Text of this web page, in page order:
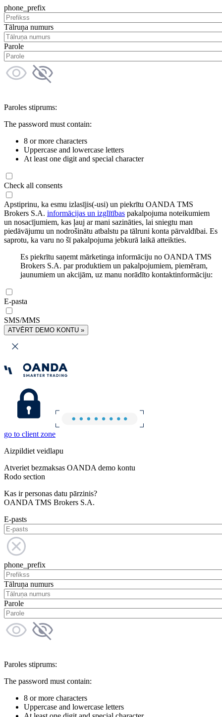
phone_prefix
Tālruņa numurs
Parole
Paroles stiprums:
The password must contain:
8 or more characters
Uppercase and lowercase letters
At least one digit and special character
Check all consents
Apstiprinu, ka esmu izlasījis(-usi) un piekrītu OANDA TMS
Brokers S.A. informācijas un izglītības pakalpojuma noteikumiem
un nosacījumiem, kas ļauj ar mani sazināties, lai sniegtu man
piedāvājumu un nodrošinātu atbalstu pa tālruni konta pārvaldībai. Es
saprotu, ka varu no šī pakalpojuma jebkurā laikā atteikties.
Es piekrītu saņemt mārketinga informāciju no OANDA TMS
Brokers S.A. par produktiem un pakalpojumiem, piemēram,
jaunumiem un akcijām, uz manu norādīto kontaktinformāciju:
E-pasta
SMS/MMS
ATVĒRT DEMO KONTU »
go to client zone
Aizpildiet veidlapu
Atveriet bezmaksas OANDA demo kontu
Rodo section
Kas ir personas datu pārzinis?
OANDA TMS Brokers S.A.
E-pasts
phone_prefix
Tālruņa numurs
Parole
Paroles stiprums:
The password must contain:
8 or more characters
Uppercase and lowercase letters